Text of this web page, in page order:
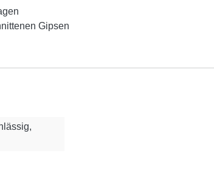
Gipsen